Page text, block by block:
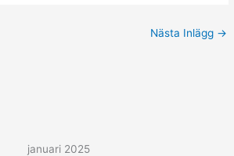
Nästa Inlägg →
januari 2025